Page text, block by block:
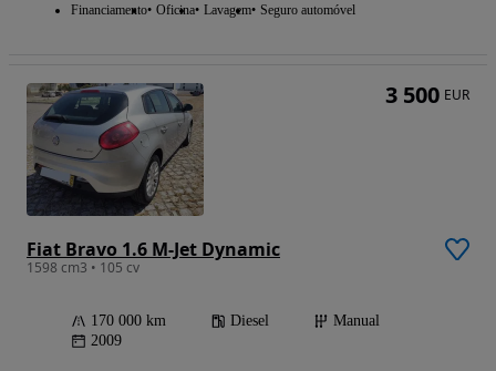
Financiamento Oficina Lavagem Seguro automóvel
Fiat Bravo 1.6 M-Jet Dynamic
1598 cm3 • 105 cv
170 000 km Diesel
Manual
2009
3 500 EUR